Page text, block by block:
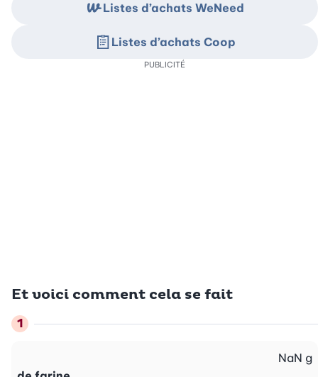
Et voici comment cela se fait
NaN g
Listes d’achats WeNeed
Listes d’achats Coop
PUBLICITÉ